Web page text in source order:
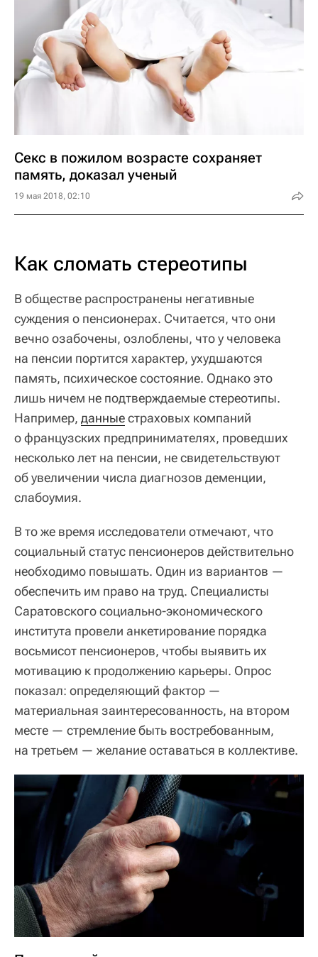
Секс в пожилом возрасте сохраняет
память, доказал ученый
19 мая 2018, 02:10
Как сломать стереотипы
В обществе распространены негативные
суждения о пенсионерах. Считается, что они
вечно озабочены, озлоблены, что у человека
на пенсии портится характер, ухудшаются
память, психическое состояние. Однако это
лишь ничем не подтверждаемые стереотипы.
Например, данныестраховых компаний
о французских предпринимателях, проведших
несколько лет на пенсии, не свидетельствуют
об увеличении числа диагнозов деменции,
слабоумия.
В то же время исследователи отмечают, что
социальный статус пенсионеров действительно
необходимо повышать. Один из вариантов —
обеспечить им право на труд. Специалисты
Саратовского социально-экономического
института провели анкетирование порядка
восьмисот пенсионеров, чтобы выявить их
мотивацию к продолжению карьеры. Опрос
показал: определяющий фактор —
материальная заинтересованность, на втором
месте — стремление быть востребованным,
на третьем — желание оставаться в коллективе.